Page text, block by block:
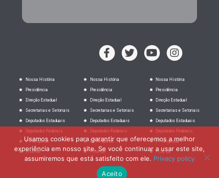
Nossa História
Presidência
Direção Estadual
Secretarias e Setoriais
Deputados Estaduais
Deputados Federais
PT Responde
Filie-se
Nossa História
Presidência
Direção Estadual
Secretarias e Setoriais
Deputados Estaduais
Deputados Federais
PT Responde
Filie-se
Nossa História
Presidência
Direção Estadual
Secretarias e Setoriais
Deputados Estaduais
Deputados Federais
PT Responde
Filie-se
Usamos cookies para garantir que oferecemos a melhor
experiência em nosso site. Se você continuar a usar este site,
assumiremos que está satisfeito com ele. Privacy policy
Aceito